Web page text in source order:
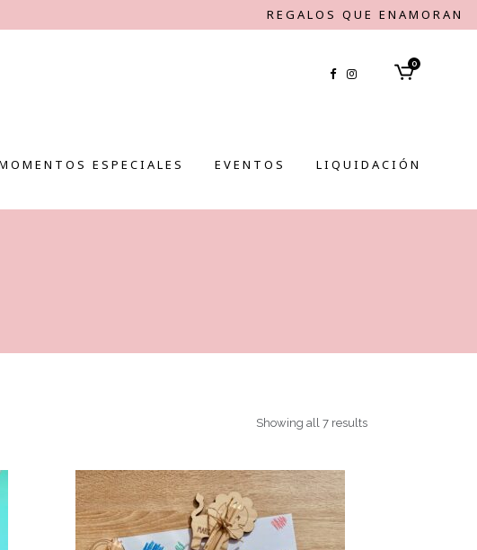
REGALOS QUE ENAMORAN
0
ESPECIALES EVENTOS LIQUIDACIÓN
Showing all 7 results